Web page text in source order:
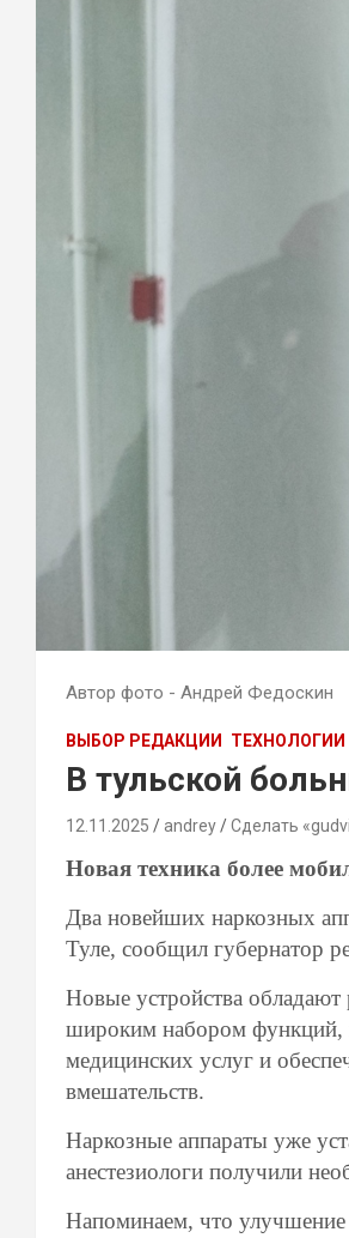
Автор фото - Андрей Федоскин
ВЫБОР РЕДАКЦИИ ТЕХНОЛОГИИ
В тульской
12.11.2025 andrey Сделать
Новая техника более
Два новейших наркозных
Туле, сообщил губернатор
Новые устройства
широким набором функций,
медицинских услуг и
вмешательств.
Наркозные аппараты уже
анестезиологи получили
Напоминаем, что улучшение